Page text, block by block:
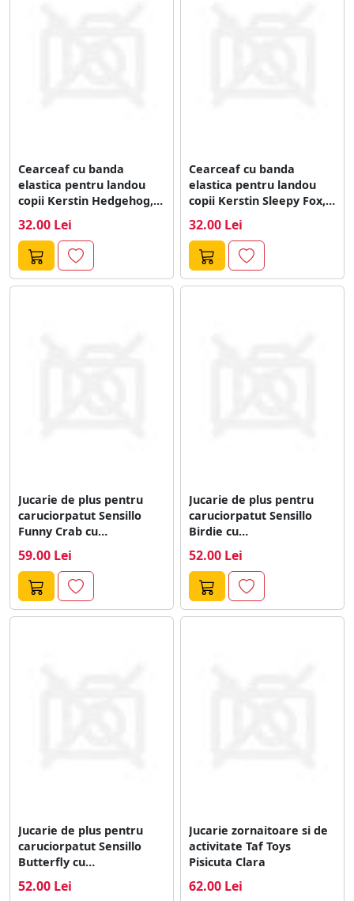
Cearceaf cu banda
elastica pentru landou
copii Kerstin Hedgehog,
32.00 Lei
Cearceaf cu banda
elastica pentru landou
copii Kerstin Sleepy Fox,
32.00 Lei
Jucarie de plus pentru
caruciorpatut Sensillo
Funny Crab cu
inele...
59.00 Lei
Jucarie de plus pentru
caruciorpatut Sensillo
Birdie cu
inele de...
52.00 Lei
Jucarie de plus pentru
caruciorpatut Sensillo
Butterfly cu
inele de...
52.00 Lei
Jucarie zornaitoare si de
activitate Taf Toys
Pisicuta Clara
62.00 Lei